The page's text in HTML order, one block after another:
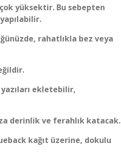
yüksektir. Bu sebepten
rahatlıkla bez veya
ekletebilir,
derinlik ve ferahlık katacak.
kağıt üzerine, dokulu